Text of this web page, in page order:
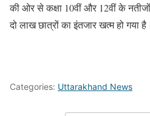
की ओर से कक्षा 10वीं और 12वीं के
दो लाख छात्रों का इंतजार खत्म हो गया है।
Categories: Uttarakhand News